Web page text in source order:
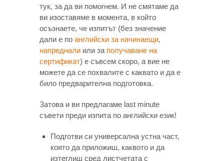
тук, за да ви помогнем. И не смятаме да
ви изоставяме в момента, в който
осъзнаете, че изпитът (без значение
дали е по английски за начинаещи,
напреднали или за получаване на
сертификат) е съвсем скоро, а вие не
можете да се похвалите с каквато и да е
било предварителна подготовка.
Затова и ви предлагаме last minute
съвети преди изпита по английски език!
Подготви си универсална устна част,
която да приложиш, каквото и да
изтеглиш сред листчетата с